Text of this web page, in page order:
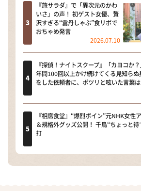
『旅サラダ』で「異次元のかわ
いさ」の声！ 初ゲスト女優、贅
沢すぎる“雲丹しゃぶ”食リポで
おちゃめ発言
2026.07.10
『探偵！ナイトスクープ』「カヨコか
年間100回以上かけ続けてくる見知らぬ
をした依頼者に、ポツリと呟いた言葉
『相席食堂』“爆烈ボイン”元NHK女性
＆規格外グッズ公開！ 千鳥“ちょっと
打